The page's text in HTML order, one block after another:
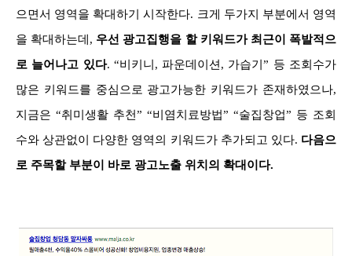
으면서 영역을 확대하기 시작한다. 크게 두가지 부분에서 영역
을 확대하는데, 우선 광고집행을 할 키워드가 최근이 폭발적으
로 늘어나고 있다. “비키니, 파운데이션, 가습기” 등 조회수가
많은 키워드를 중심으로 광고가능한 키워드가 존재하였으나,
지금은 “취미생활 추천” “비염치료방법” “술집창업” 등 조회
수와 상관없이 다양한 영역의 키워드가 추가되고 있다. 다음으
로 주목할 부분이 바로 광고노출 위치의 확대이다.